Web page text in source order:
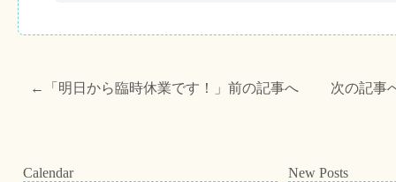
←「 明日から臨時休業です！ 」前の記事へ 次の記事
Calendar New Posts